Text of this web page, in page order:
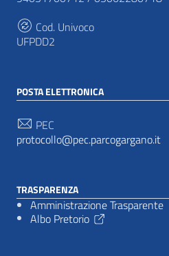
Cod. Univoco
UFPDD2
POSTA ELETTRONICA
PEC
protocollo@pec.parcogargano.it
TRASPARENZA
Amministrazione Trasparente
Albo Pretorio